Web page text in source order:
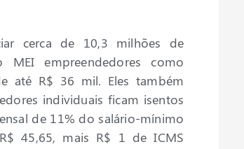
cerca de 10,3 milhões de
empreendedores como
até R$ 36 mil. Eles também
individuais ficam isentos
de 11% do salário-mínimo
45,65, mais R$ 1 de ICMS